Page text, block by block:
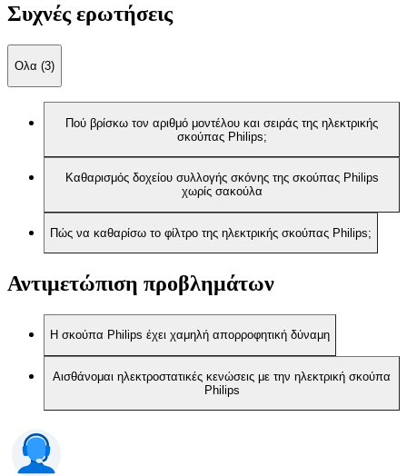
Συχνές ερωτήσεις
Ολα (3)
Πού βρίσκω τον αριθμό μοντέλου και σειράς της ηλεκτρικής
σκούπας Philips;
Καθαρισμός δοχείου συλλογής σκόνης της σκούπας Philips
χωρίς σακούλα
Πώς να καθαρίσω το φίλτρο της ηλεκτρικής σκούπας Philips;
Αντιμετώπιση προβλημάτων
Η σκούπα Philips έχει χαμηλή απορροφητική δύναμη
Αισθάνομαι ηλεκτροστατικές κενώσεις με την ηλεκτρική σκούπα
Philips